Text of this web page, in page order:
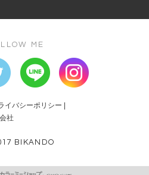
ME
イバシーポリシー
社
BIKANDO